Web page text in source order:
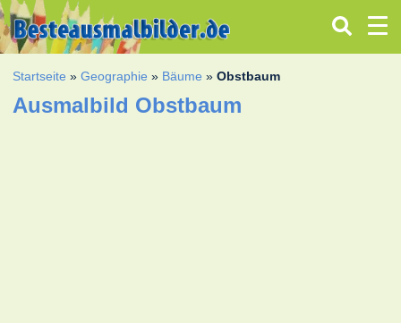
Startseite »Geographie » Bäume »Obstbaum
Ausmalbild Obstbaum